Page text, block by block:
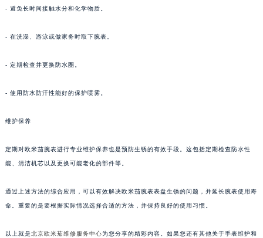
- 避免长时间接触水分和化学物质。
- 在洗澡、游泳或做家务时取下腕表。
- 定期检查并更换防水圈。
- 使用防水防汗性能好的保护喷雾。
维护保养
定期对欧米茄腕表进行专业维护保养也是预防生锈的有效手段。这包括定期检查防水性
能、清洁机芯以及更换可能老化的部件等。
通过上述方法的综合应用，可以有效解决欧米茄腕表表盘生锈的问题，并延长腕表使用寿
命。重要的是要根据实际情况选择合适的方法，并保持良好的使用习惯。
以上就是北京欧米茄维修服务中心为您分享的精彩内容。如果您还有其他关于手表维护和